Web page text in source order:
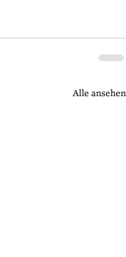
Alle ansehen